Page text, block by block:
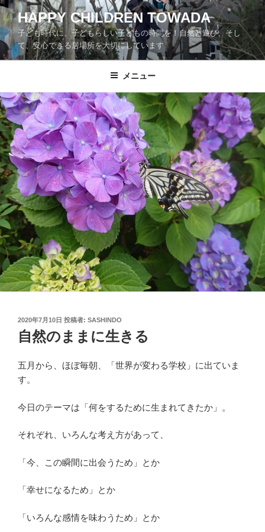
コ
ン
テ
ン
ツ
ス
キ
ッ
プ
HAPPY CHILDREN TOWADA
子ども時代に、子どもらしい子どもの時間を！自然と遊び、そし
て、安心できる居場所を大切にしています
メニュー
投
稿
日:
2020年7月10日 投稿者: SASHINDO
自然のままに生きる
五月から、ほぼ毎朝、「世界が変わる学校」に出ていま
す。
今日のテーマは「何をするために生まれてきたか」。
それぞれ、いろんな考え方があって、
「今、この瞬間に出会うため」とか
「幸せになるため」とか
「いろんな感情を味わうため」とか